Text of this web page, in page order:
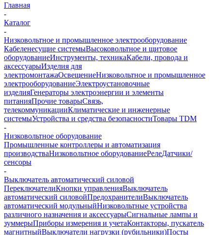
Главная
-
Каталог
-
Низковольтное и промышленное электрооборудование
Кабеленесущие системыВысоковольтное и щитовое
оборудованиеИнструменты, техникаКабели, провода и
аксессуарыИзделия для
электромонтажаОсвещениеНизковольтное и промышленное
электрооборудованиеЭлектроустановочные
изделияГенераторы электроэнергии и элементы
питанияПрочие товарыСвязь,
телекоммуникацииКлиматические и инженерные
системыУстройства и средства безопасностиТовары TDM
-
Низковольтное оборудование
Промышленные контроллеры и автоматизация
производстваНизковольтное оборудованиеРелеДатчики/
сенсоры
-
Выключатель автоматический силовой
ПереключателиКнопки управленияВыключатель
автоматический силовойПредохранителиВыключатель
автоматический модульныйНизковольтные устройства
различного назначения и аксессуарыСигнальные лампы и
зуммерыПриборы измерения и учетаКонтакторы, пускатель
магнитныйВыключатели нагрузки (рубильники)Посты